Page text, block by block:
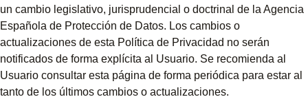
un cambio legislativo, jurisprudencial o doctrinal de la Agencia
Española de Protección de Datos. Los cambios o
actualizaciones de esta Política de Privacidad no serán
notificados de forma explícita al Usuario. Se recomienda al
Usuario consultar esta página de forma periódica para estar al
tanto de los últimos cambios o actualizaciones.